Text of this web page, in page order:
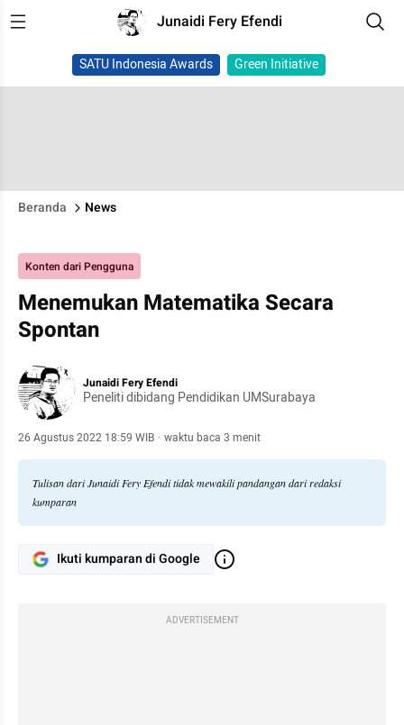
Junaidi Fery Efendi
SATU Indonesia Awards Green Initiative
Beranda News
Konten dari Pengguna
Menemukan Matematika Secara
Spontan
Junaidi Fery Efendi
Peneliti dibidang Pendidikan UMSurabaya
26 Agustus 2022 18:59 WIB · waktu baca 3 menit
Tulisan dari Junaidi Fery Efendi tidak mewakili pandangan dari redaksi
kumparan
Ikuti kumparan di Google
ADVERTISEMENT